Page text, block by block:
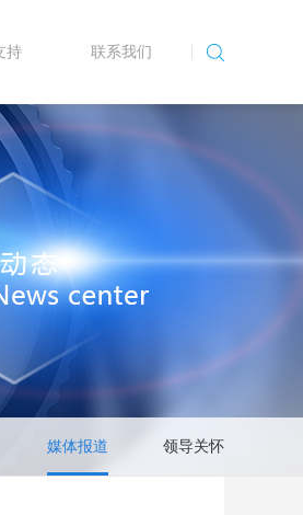
持 联系我们
媒体报道 领导关怀